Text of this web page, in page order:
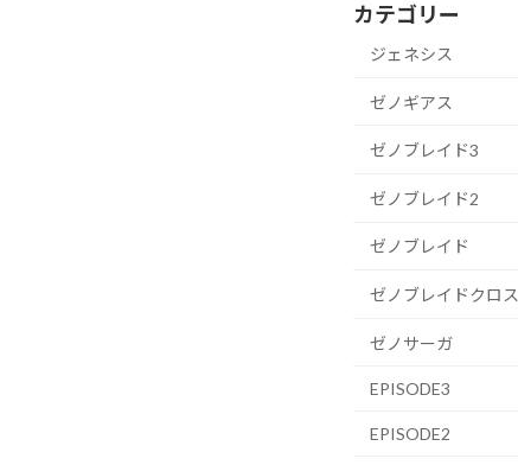
カテゴリー
ジェネシス
ゼノギアス
ゼノブレイド3
ゼノブレイド2
ゼノブレイド
ゼノブレイドクロス
ゼノサーガ
EPISODE3
EPISODE2